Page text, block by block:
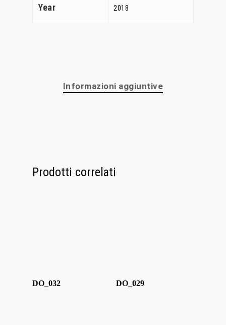
Year 2018
Informazioni aggiuntive
Prodotti correlati
DO_032 DO_029
Bicchieri